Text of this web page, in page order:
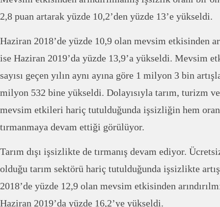
2,8 puan artarak yüzde 10,2’den yüzde 13’e yükseldi.
Haziran 2018’de yüzde 10,9 olan mevsim etkisinden
ise Haziran 2019’da yüzde 13,9’a yükseldi. Mevsim
sayısı geçen yılın aynı ayına göre 1 milyon 3 bin
milyon 532 bine yükseldi. Dolayısıyla tarım, turizm
mevsim etkileri hariç tutulduğunda işsizliğin hem
tırmanmaya devam ettiği görülüyor.
Tarım dışı işsizlikte de tırmanış devam ediyor.
olduğu tarım sektörü hariç tutulduğunda işsizlikte
2018’de yüzde 12,9 olan mevsim etkisinden
Haziran 2019’da yüzde 16,2’ye yükseldi.